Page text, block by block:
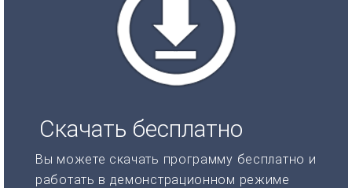
Скачать бесплатно
Вы можете скачать программу бесплатно и
работать в демонстрационном режиме